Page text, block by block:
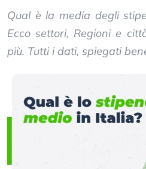
Qual è la media degli
Ecco settori, Regioni e
più. Tutti i dati, spiegati